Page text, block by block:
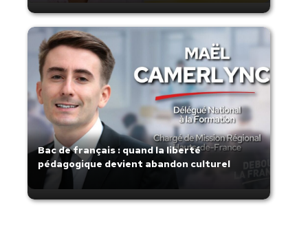
Bac de français : quand la liberté
pédagogique devient abandon culturel